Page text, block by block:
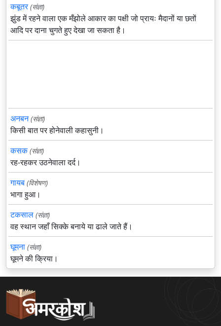
कबूतर (संज्ञा)
झुंड में रहने वाला एक मँझोले आकार का पक्षी जो प्रायः मैदानों या छतों
आदि पर दाना चुगते हुए देखा जा सकता है।
अनबन (संज्ञा)
किसी बात पर होनेवाली कहासुनी।
कसक (संज्ञा)
रह-रहकर उठनेवाला दर्द।
गायब (विशेषण)
भागा हुआ।
टकसाल (संज्ञा)
वह स्थान जहाँ सिक्के बनाये या ढाले जाते हैं।
घूमना (संज्ञा)
घूमने की क्रिया।